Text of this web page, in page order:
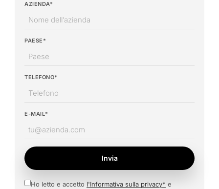
AZIENDA*
PAESE*
TELEFONO*
E-MAIL*
Invia
Ho letto e accetto l'Informativa sulla privacy* e